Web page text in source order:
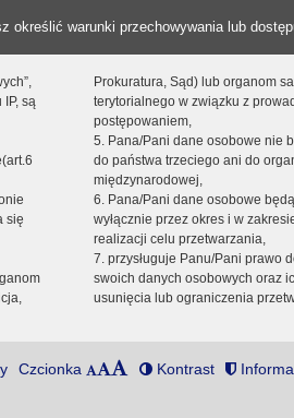
określić warunki przechowywania lub
są
się
Prokuratura, Sąd) lub organom
terytorialnego w związku z
postępowaniem,
5. Pana/Pani dane osobowe nie
do państwa trzeciego ani do
międzynarodowej,
6. Pana/Pani dane osobowe
wyłącznie przez okres i w
realizacji celu przetwarzania,
7. przysługuje Panu/Pani prawo
swoich danych osobowych oraz
usunięcia lub ograniczenia
Czcionka Kontrast